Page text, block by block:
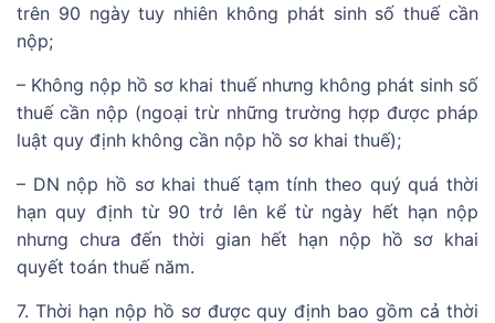
trên 90 ngày tuy nhiên không phát sinh số thuế cần
nộp;
– Không nộp hồ sơ khai thuế nhưng không phát sinh số
thuế cần nộp (ngoại trừ những trường hợp được pháp
luật quy định không cần nộp hồ sơ khai thuế);
– DN nộp hồ sơ khai thuế tạm tính theo quý quá thời
hạn quy định từ 90 trở lên kể từ ngày hết hạn nộp
nhưng chưa đến thời gian hết hạn nộp hồ sơ khai
quyết toán thuế năm.
7. Thời hạn nộp hồ sơ được quy định bao gồm cả thời